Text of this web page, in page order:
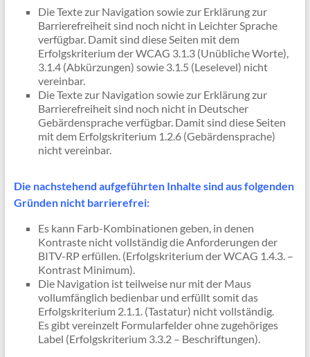
Die Texte zur Navigation sowie zur Erklärung zur
Barrierefreiheit sind noch nicht in Leichter Sprache
verfügbar. Damit sind diese Seiten mit dem
Erfolgskriterium der WCAG 3.1.3 (Unübliche Worte),
3.1.4 (Abkürzungen) sowie 3.1.5 (Leselevel) nicht
vereinbar.
Die Texte zur Navigation sowie zur Erklärung zur
Barrierefreiheit sind noch nicht in Deutscher
Gebärdensprache verfügbar. Damit sind diese Seiten
mit dem Erfolgskriterium 1.2.6 (Gebärdensprache)
nicht vereinbar.
Die nachstehend aufgeführten Inhalte sind aus folgenden
Gründen nicht barrierefrei:
Es kann Farb-Kombinationen geben, in denen
Kontraste nicht vollständig die Anforderungen der
BITV-RP erfüllen. (Erfolgskriterium der WCAG 1.4.3. –
Kontrast Minimum).
Die Navigation ist teilweise nur mit der Maus
vollumfänglich bedienbar und erfüllt somit das
Erfolgskriterium 2.1.1. (Tastatur) nicht vollständig.
Es gibt vereinzelt Formularfelder ohne zugehöriges
Label (Erfolgskriterium 3.3.2 – Beschriftungen).